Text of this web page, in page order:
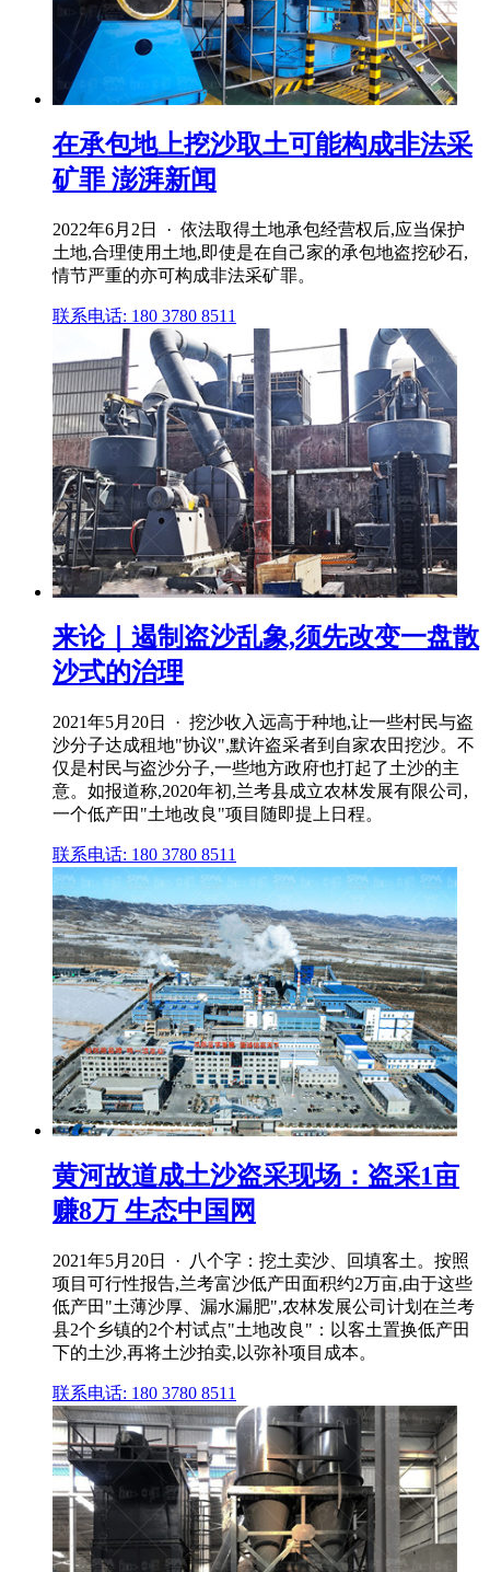
在承包地上挖沙取土可能构成非法采
矿罪 澎湃新闻
2022年6月2日 · 依法取得土地承包经营权后,应当保护
土地,合理使用土地,即使是在自己家的承包地盗挖砂石,
情节严重的亦可构成非法采矿罪。
联系电话: 180 3780 8511
来论｜遏制盗沙乱象,须先改变一盘散
沙式的治理
2021年5月20日 · 挖沙收入远高于种地,让一些村民与盗
沙分子达成租地"协议",默许盗采者到自家农田挖沙。不
仅是村民与盗沙分子,一些地方政府也打起了土沙的主
意。如报道称,2020年初,兰考县成立农林发展有限公司,
一个低产田"土地改良"项目随即提上日程。
联系电话: 180 3780 8511
黄河故道成土沙盗采现场：盗采1亩
赚8万 生态中国网
2021年5月20日 · 八个字：挖土卖沙、回填客土。按照
项目可行性报告,兰考富沙低产田面积约2万亩,由于这些
低产田"土薄沙厚、漏水漏肥",农林发展公司计划在兰考
县2个乡镇的2个村试点"土地改良"：以客土置换低产田
下的土沙,再将土沙拍卖,以弥补项目成本。
联系电话: 180 3780 8511